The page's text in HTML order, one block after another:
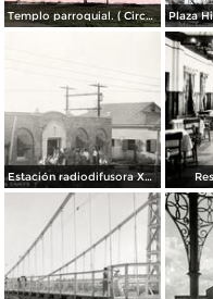
Templo parroquial. ( Circulada el 12 de Agosto de 1944 ).
Estación radiodifusora XED de 10,000 watts